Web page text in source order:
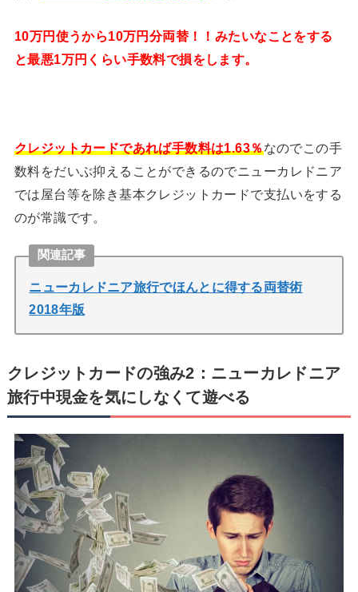
10万円使うから10万円分両替！！みたいなことをする
と最悪1万円くらい手数料で損をします。
クレジットカードであれば手数料は1.63％ なのでこの手
数料をだいぶ抑えることができるのでニューカレドニア
では屋台等を除き基本クレジットカードで支払いをする
のが常識です。
関連記事
ニューカレドニア旅行でほんとに得する両替術
2018年版
クレジットカードの強み2：ニューカレドニア
旅行中現金を気にしなくて遊べる